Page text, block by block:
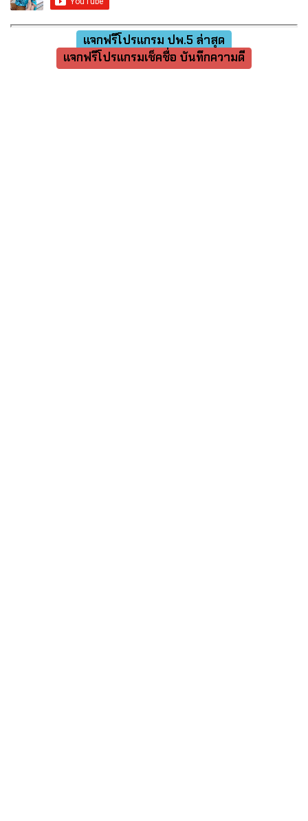
แจกฟรีโปรแกรม ปพ.5 ล่าสุด
แจกฟรีโปรแกรมเช็คชื่อ บันทึกความดี